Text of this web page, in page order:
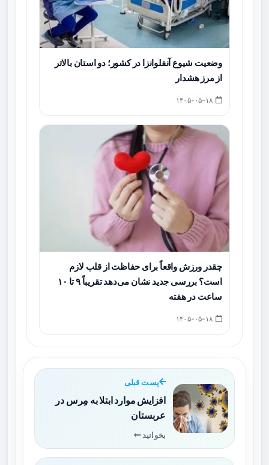
وضعیت شیوع آنفلوانزا در کشور؛ دو استان بالاتر
از مرز هشدار
چقدر ورزش واقعاً برای حفاظت از قلب لازم
است؟ بررسی جدید نشان می‌دهد تقریباً ۹ تا ۱۰
ساعت در هفته
پست قبلی
افزایش موارد ابتلا به مِرس در
عربستان
بخوانید